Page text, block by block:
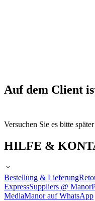
Auf dem Client
Versuchen Sie es bitte
HILFE &
Bestellung & Lieferung
ExpressSuppliers @ Manor
MediaManor auf WhatsApp